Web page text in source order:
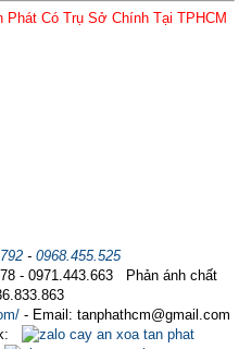
Phát Có Trụ Sở Chính Tại TPHCM
- 0968.455.525
- 0971.443.663 Phản ánh chất
- Email: tanphathcm@gmail.com